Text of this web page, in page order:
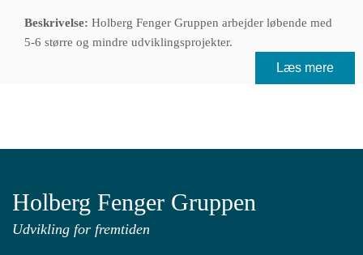
Beskrivelse: Holberg Fenger Gruppen arbejder løbende med
5-6 større og mindre udviklingsprojekter.
Læs mere
Holberg Fenger Gruppen
Udvikling for fremtiden